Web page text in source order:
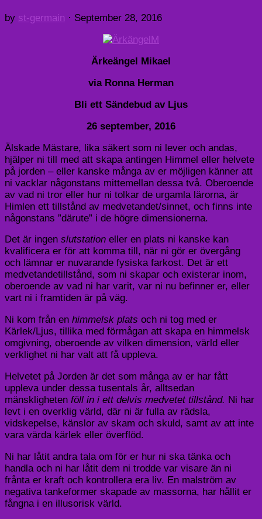
by st-germain · September 28, 2016
Ärkeängel Mikael
via Ronna Herman
Bli ett Sändebud av Ljus
26 september, 2016
Älskade Mästare, lika säkert som ni lever och andas,
hjälper ni till med att skapa antingen Himmel eller helvete
på jorden – eller kanske många av er möjligen känner att
ni vacklar någonstans mittemellan dessa två. Oberoende
av vad ni tror eller hur ni tolkar de urgamla lärorna, är
Himlen ett tillstånd av medvetandet/sinnet, och finns inte
någonstans ”därute” i de högre dimensionerna.
Det är ingen slutstation eller en plats ni kanske kan
kvalificera er för att komma till, när ni gör er övergång
och lämnar er nuvarande fysiska farkost. Det är ett
medvetandetillstånd, som ni skapar och existerar inom,
oberoende av vad ni har varit, var ni nu befinner er, eller
vart ni i framtiden är på väg.
Ni kom från en himmelsk plats och ni tog med er
Kärlek/Ljus, tillika med förmågan att skapa en himmelsk
omgivning, oberoende av vilken dimension, värld eller
verklighet ni har valt att få uppleva.
Helvetet på Jorden är det som många av er har fått
uppleva under dessa tusentals år, alltsedan
mänskligheten föll in i ett delvis medvetet tillstånd. Ni har
levt i en overklig värld, där ni är fulla av rädsla,
vidskepelse, känslor av skam och skuld, samt av att inte
vara värda kärlek eller överflöd.
Ni har låtit andra tala om för er hur ni ska tänka och
handla och ni har låtit dem ni trodde var visare än ni
frånta er kraft och kontrollera era liv. En malström av
negativa tankeformer skapade av massorna, har hållit er
fångna i en illusorisk värld.